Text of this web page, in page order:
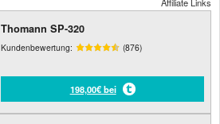
Thomann SP-320
Kundenbewertung: (876)
198,00€ bei